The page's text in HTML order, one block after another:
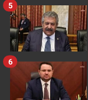
5
6